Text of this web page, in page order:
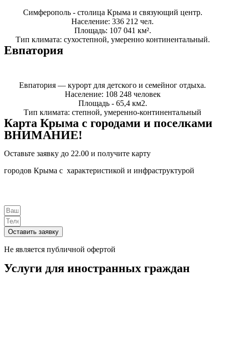
Симферополь - столица Крыма и связующий центр.
Население: 336 212 чел.
Площадь: 107 041 км².
Тип климата: сухостепной, умеренно континентальный.
Евпатория
Евпатория — курорт для детского и семейног отдыха.
Население: 108 248 человек
Площадь - 65,4 км2.
Тип климата: степной, умеренно-континентальный
Карта Крыма с городами и поселками
ВНИМАНИЕ!
Оставьте заявку до 22.00 и получите карту
городов Крыма с характеристикой и инфраструктурой
Оставить заявку
Не является публичной офертой
Услуги для иностранных граждан